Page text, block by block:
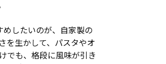
めしたいのが、自家製の
を生かして、パスタやオ
でも、格段に風味が引き